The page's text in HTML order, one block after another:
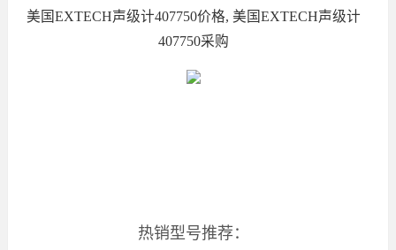
美国EXTECH声级计407750价格, 美国EXTECH声级计
407750采购
热销型号推荐：